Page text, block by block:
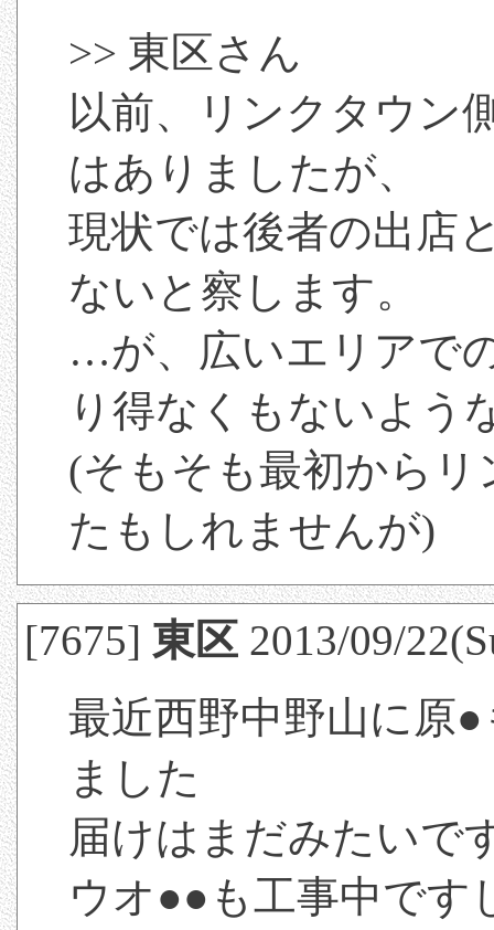
>> 東区さん
以前、リンクタウン
はありましたが、
現状では後者の出店
ないと察します。
…が、広いエリアで
り得なくもないよう
(そもそも最初から
たもしれませんが)
[7675] 東区 2013/09/
最近西野中野山に原
ました
届けはまだみたいで
ウオ●●も工事中です